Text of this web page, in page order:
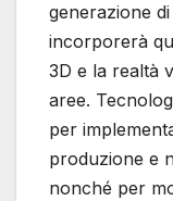
generazione
incorporerà
3D e la realtà
aree.
per
produzione e
nonché per